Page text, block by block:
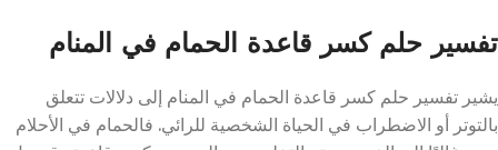
تفسير حلم كسر قاعدة الحمام في المنام
يشير تفسير حلم كسر قاعدة الحمام في المنام إلى دلالات تتعلق
بالتوتر أو الاضطراب في الحياة الشخصية للرائي. فالحمام في الأحلام